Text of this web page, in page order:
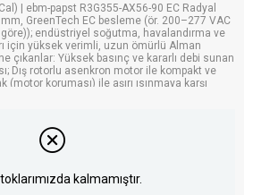
| ebm-papst R3G355-AX56-90 EC Radyal
GreenTech EC besleme (ör. 200–277 VAC
endüstriyel soğutma, havalandırma ve
için yüksek verimli, uzun ömürlü Alman
çıkanlar: Yüksek basınç ve kararlı debi sunan
Dış rotorlu asenkron motor ile kompakt ve
koruması) ile aşırı ısınmaya karşı
kalmamıştır.